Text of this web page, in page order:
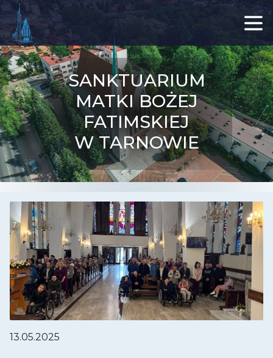
SANKTUARIUM
MATKI BOŻEJ
FATIMSKIEJ
W TARNOWIE
13.05.2025